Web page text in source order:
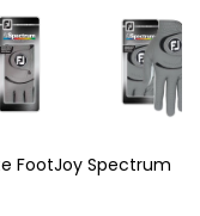
FootJoy Spectrum